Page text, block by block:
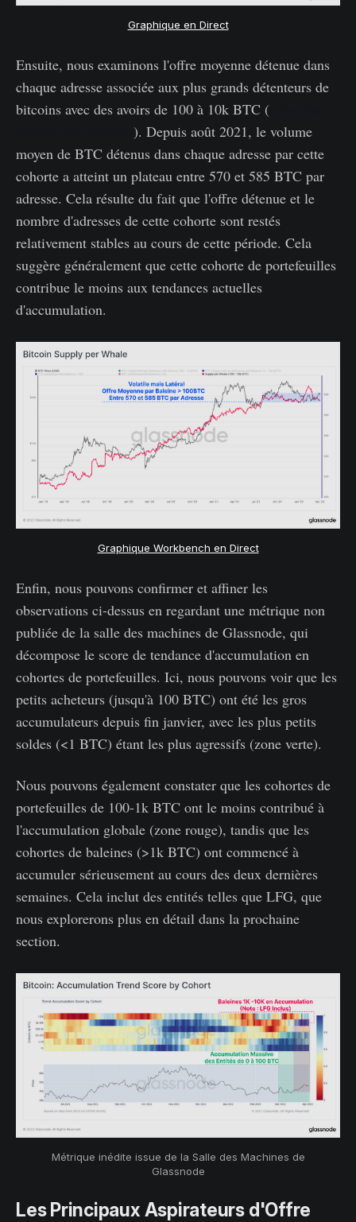
Graphique en Direct
Ensuite, nous examinons l'offre moyenne détenue dans
chaque adresse associée aux plus grands détenteurs de
bitcoins avec des avoirs de 100 à 10k BTC (
). Depuis août 2021, le volume
moyen de BTC détenus dans chaque adresse par cette
cohorte a atteint un plateau entre 570 et 585 BTC par
adresse. Cela résulte du fait que l'offre détenue et le
nombre d'adresses de cette cohorte sont restés
relativement stables au cours de cette période. Cela
suggère généralement que cette cohorte de portefeuilles
contribue le moins aux tendances actuelles
d'accumulation.
Graphique Workbench en Direct
Enfin, nous pouvons confirmer et affiner les
observations ci-dessus en regardant une métrique non
publiée de la salle des machines de Glassnode, qui
décompose le score de tendance d'accumulation en
cohortes de portefeuilles. Ici, nous pouvons voir que les
petits acheteurs (jusqu'à 100 BTC) ont été les gros
accumulateurs depuis fin janvier, avec les plus petits
soldes (<1 BTC) étant les plus agressifs (zone verte).
Nous pouvons également constater que les cohortes de
portefeuilles de 100-1k BTC ont le moins contribué à
l'accumulation globale (zone rouge), tandis que les
cohortes de baleines (>1k BTC) ont commencé à
accumuler sérieusement au cours des deux dernières
semaines. Cela inclut des entités telles que LFG, que
nous explorerons plus en détail dans la prochaine
section.
Métrique inédite issue de la Salle des Machines de
Glassnode
Les Principaux Aspirateurs d'Offre